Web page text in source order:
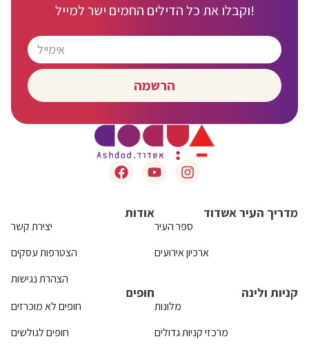
וקבלו את כל הדילים החמים ישר למייל!
הרשמה
אודות
יצירת קשר
הצטרפות עסקים
הצהרת נגישות
מדריך העיר אשדוד
ספר העיר
ארכיון אירועים
חופים
חופים לא מוכרזים
חופים לגולשים
קניות ולינה
מלונות
מרכזי קניות גדולים